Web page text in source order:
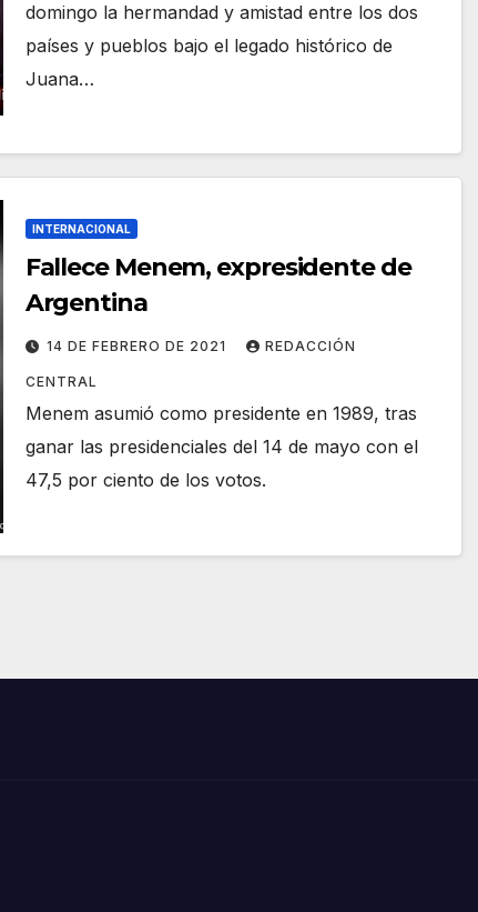
domingo la hermandad y amistad entre los dos
países y pueblos bajo el legado histórico de
Juana…
INTERNACIONAL
Fallece Menem, expresidente de
Argentina
14 DE FEBRERO DE 2021 REDACCIÓN
CENTRAL
Menem asumió como presidente en 1989, tras
ganar las presidenciales del 14 de mayo con el
47,5 por ciento de los votos.